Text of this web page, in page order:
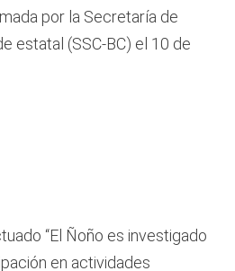
por la Secretaría de
estatal (SSC-BC) el 10 de
“El Ñoño es investigado
en actividades